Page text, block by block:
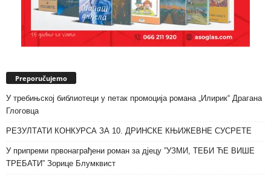
Preporučujemo
У требињској библиотеци у петак промоција романа „Илирик“ Драгана
Глоговца
РЕЗУЛТАТИ КОНКУРСА ЗА 10. ДРИНСКЕ КЊИЖЕВНЕ СУСРЕТЕ
У припреми првонаграђени роман за дјецу ”УЗМИ, ТЕБИ ЋЕ ВИШЕ
ТРЕБАТИ” Зорице Блумквист